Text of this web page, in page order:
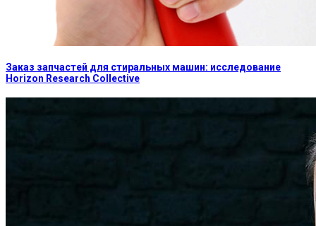
Заказ запчастей для стиральных машин: исследование
Horizon Research Collective